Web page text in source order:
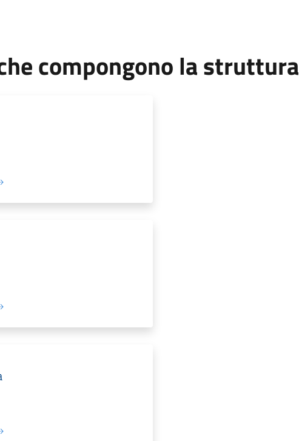
compongono la struttura